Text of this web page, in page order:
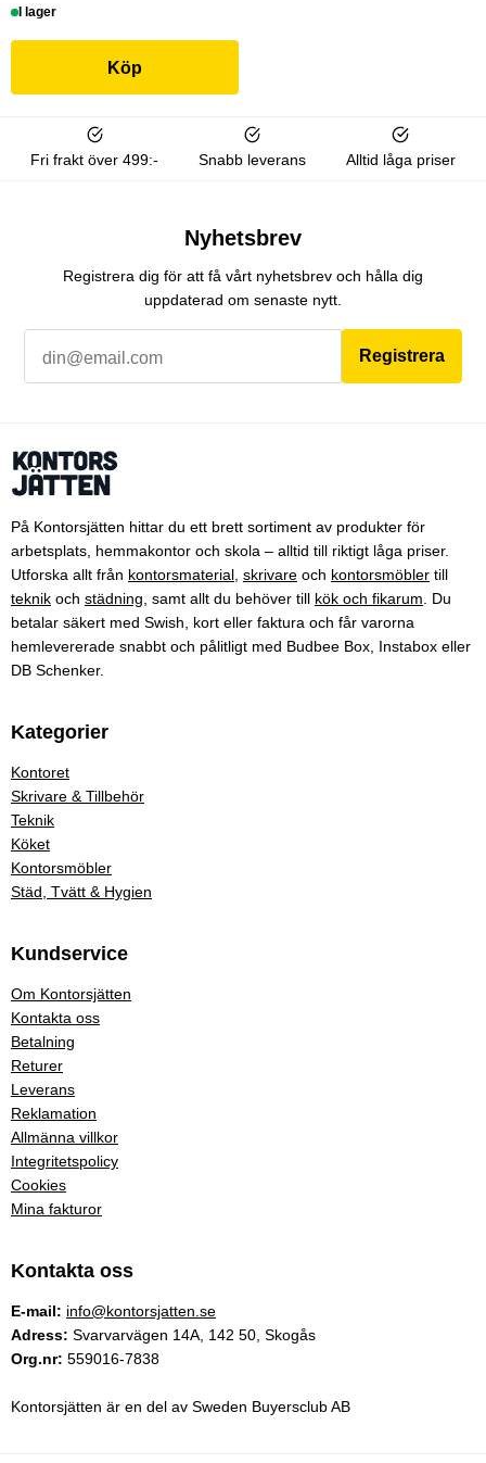
I lager
Köp
Fri frakt över 499:- Snabb leverans Alltid låga priser
Nyhetsbrev
Registrera dig för att få vårt nyhetsbrev och hålla dig
uppdaterad om senaste nytt.
Registrera
På Kontorsjätten hittar du ett brett sortiment av produkter för
arbetsplats, hemmakontor och skola – alltid till riktigt låga priser.
Utforska allt från kontorsmaterial skrivare och kontorsmöbler till
teknik och städning , samt allt du behöver till kök och fikarum . Du
betalar säkert med Swish, kort eller faktura och får varorna
hemlevererade snabbt och pålitligt med Budbee Box, Instabox eller
DB Schenker.
Kategorier
Kontoret
Skrivare & Tillbehör
Teknik
Köket
Kontorsmöbler
Städ, Tvätt & Hygien
Kundservice
Om Kontorsjätten
Kontakta oss
Betalning
Returer
Leverans
Reklamation
Allmänna villkor
Integritetspolicy
Cookies
Mina fakturor
Kontakta oss
E-mail: info@kontorsjatten.se
Adress: Svarvarvägen 14A, 142 50, Skogås
Org.nr: 559016-7838
Kontorsjätten är en del av Sweden Buyersclub AB